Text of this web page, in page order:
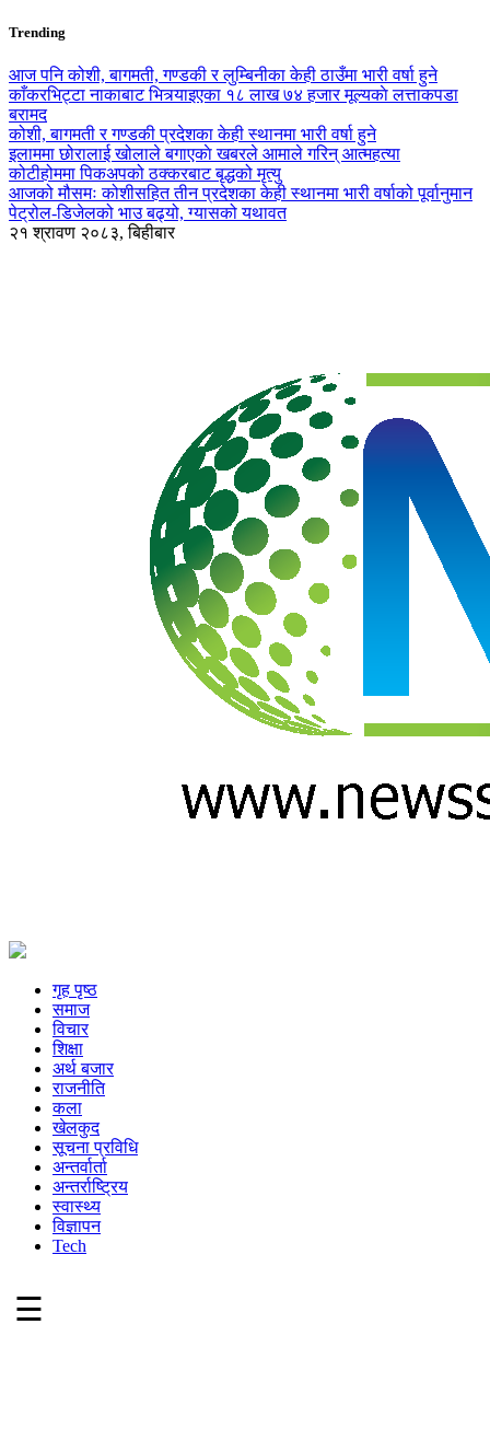
Trending
आज पनि कोशी, बागमती, गण्डकी र लुम्बिनीका केही ठाउँमा भारी वर्षा हुने
काँकरभिट्टा नाकाबाट भित्र्याइएका १८ लाख ७४ हजार मूल्यकाे लत्ताकपडा
बरामद
कोशी, बागमती र गण्डकी प्रदेशका केही स्थानमा भारी वर्षा हुने
इलाममा छोरालाई खोलाले बगाएकाे खबरले आमाले गरिन् आत्महत्या
कोटीहोममा पिकअपको ठक्करबाट बृद्धको मृत्यु
आजको मौसमः कोशीसहित तीन प्रदेशका केही स्थानमा भारी वर्षाको पूर्वानुमान
पेट्रोल-डिजेलको भाउ बढ्यो, ग्यासको यथावत
२१ श्रावण २०८३, बिहीबार
गृह पृष्ठ
समाज
विचार
शिक्षा
अर्थ बजार
राजनीति
कला
खेलकुद
सूचना प्रविधि
अन्तर्वार्ता
अन्तर्राष्ट्रिय
स्वास्थ्य
विज्ञापन
Tech
☰